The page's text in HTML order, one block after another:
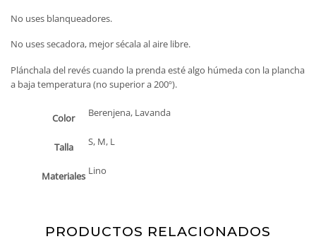
No uses blanqueadores.
No uses secadora, mejor sécala al aire libre.
Plánchala del revés cuando la prenda esté algo húmeda con la plancha
a baja temperatura (no superior a 200º).
Color Berenjena, Lavanda
Talla S, M, L
Materiales Lino
PRODUCTOS RELACIONADOS